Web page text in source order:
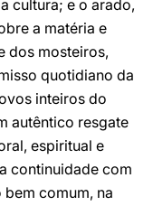
cultura; e o arado,
a matéria e
dos mosteiros,
quotidiano da
inteiros do
autêntico resgate
espiritual e
continuidade com
comum, na